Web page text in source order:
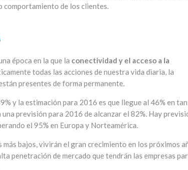
comportamiento de los clientes.
época en la que la conectividad y el acceso a la
todas las acciones de nuestra vida diaria, la
presentes de forma permanente.
y la estimación para 2016 es que llegue al 46% en tan
previsión para 2016 de alcanzar el 82%. Hay
el 95% en Europa y Norteamérica.
bajos, vivirán el gran crecimiento en los próximos
penetración de mercado que tendrán las empresas